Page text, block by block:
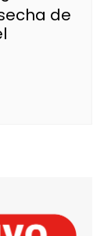
de